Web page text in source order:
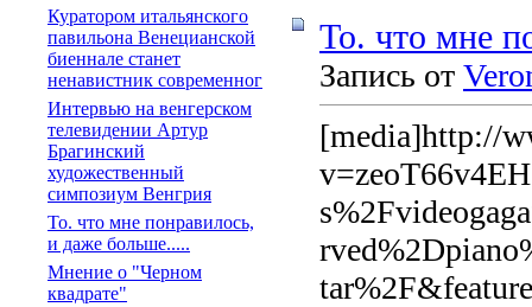
То. что мне
Запись от
[media]http://
Куратором итальянского
павильона Венецианской
биеннале станет
ненавистник современног
Интервью на венгерском
телевидении Артур
Брагинский
художественный
симпозиум Венгрия
То. что мне понравилось,
и даже больше.....
Мнение о "Черном
квадрате"